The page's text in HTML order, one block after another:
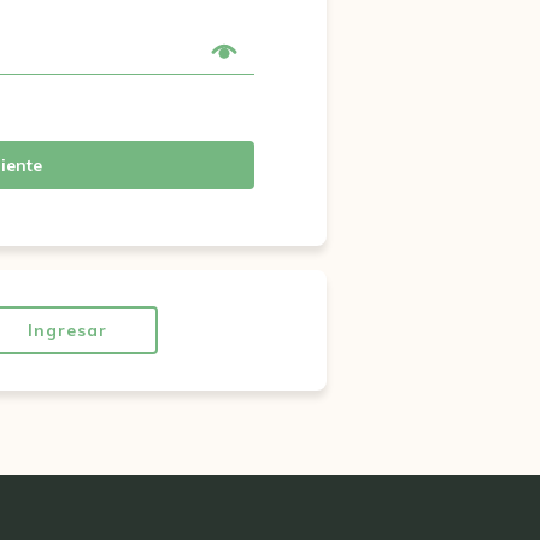
Ingresar